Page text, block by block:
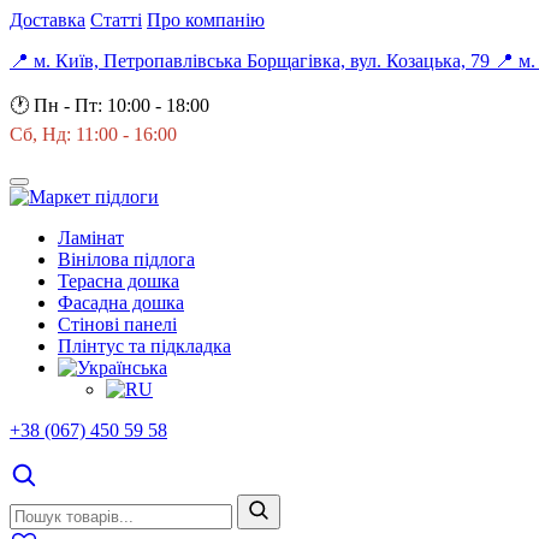
Доставка Статті Про компанію
📍 м. Київ, Петропавлівська Борщагівка, вул. Козацька, 79 📍 м.
🕐 Пн - Пт: 10:00 - 18:00
Сб, Нд: 11:00 - 16:00
Ламінат
Вінілова підлога
Терасна дошка
Фасадна дошка
Стінові панелі
Плінтус та підкладка
+38 (067) 450 59 58